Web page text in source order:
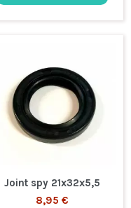
Joint spy 21x32x5,5
8,95 €